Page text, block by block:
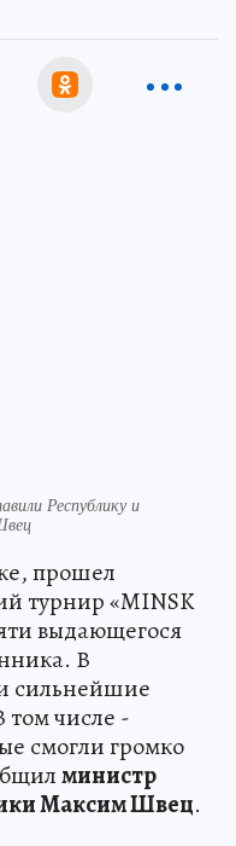
Республику и
прошел
турнир «MINSK
выдающегося
В
сильнейшие
том числе -
смогли громко
министр
Максим Швец.